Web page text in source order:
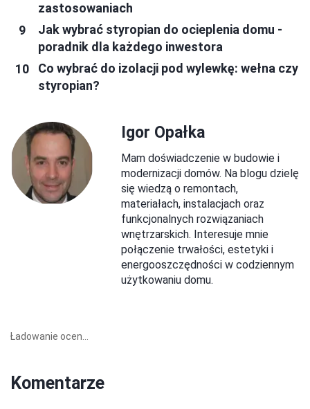
zastosowaniach
Jak wybrać styropian do ocieplenia domu -
poradnik dla każdego inwestora
Co wybrać do izolacji pod wylewkę: wełna czy
styropian?
Igor Opałka
Mam doświadczenie w budowie i
modernizacji domów. Na blogu dzielę
się wiedzą o remontach,
materiałach, instalacjach oraz
funkcjonalnych rozwiązaniach
wnętrzarskich. Interesuje mnie
połączenie trwałości, estetyki i
energooszczędności w codziennym
użytkowaniu domu.
Ładowanie ocen...
Komentarze